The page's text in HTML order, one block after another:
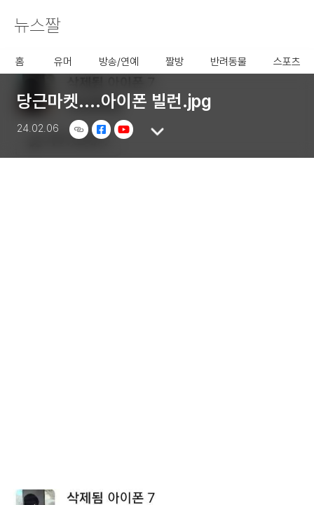
사용할 공유 링크를 선택 해 주
뉴스짤
홈 유머 방송/연예 짤방 반려동물 스포츠
당근마켓....아이폰 빌런.jpg
24.02.06